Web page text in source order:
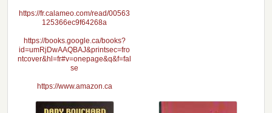
https://fr.calameo.com/read/00563
125366ec9f64268a
https://books.google.ca/books?
id=umRjDwAAQBAJ&printsec=fro
ntcover&hl=fr#v=onepage&q&f=fal
se
https://www.amazon.ca